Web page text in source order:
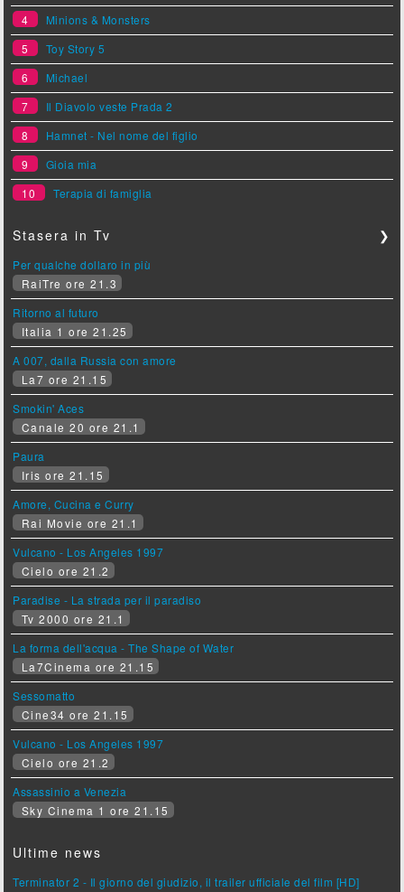
4
Minions & Monsters
5
Toy Story 5
6
Michael
7
Il Diavolo veste Prada 2
8
Hamnet - Nel nome del figlio
9
Gioia mia
10
Terapia di famiglia
Stasera in Tv ❯
Per qualche dollaro in più
RaiTre ore 21.3
Ritorno al futuro
Italia 1 ore 21.25
A 007, dalla Russia con amore
La7 ore 21.15
Smokin' Aces
Canale 20 ore 21.1
Paura
Iris ore 21.15
Amore, Cucina e Curry
Rai Movie ore 21.1
Vulcano - Los Angeles 1997
Cielo ore 21.2
Paradise - La strada per il paradiso
Tv 2000 ore 21.1
La forma dell'acqua - The Shape of Water
La7Cinema ore 21.15
Sessomatto
Cine34 ore 21.15
Vulcano - Los Angeles 1997
Cielo ore 21.2
Assassinio a Venezia
Sky Cinema 1 ore 21.15
Ultime news
Terminator 2 - Il giorno del giudizio, il trailer ufficiale del film [HD]